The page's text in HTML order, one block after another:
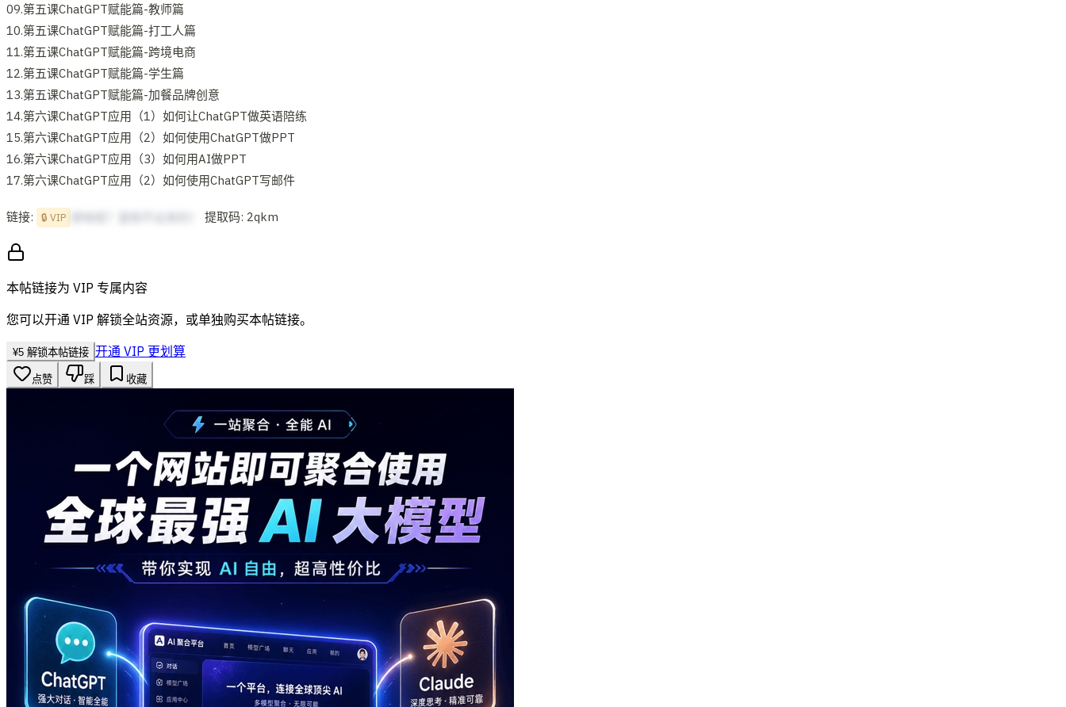
09.第五课ChatGPT赋能篇-教师篇
10.第五课ChatGPT赋能篇-打工人篇
11.第五课ChatGPT赋能篇-跨境电商
12.第五课ChatGPT赋能篇-学生篇
13.第五课ChatGPT赋能篇-加餐品牌创意
14.第六课ChatGPT应用（1）如何让ChatGPT做英语陪练
15.第六课ChatGPT应用（2）如何使用ChatGPT做PPT
16.第六课ChatGPT应用（3）如何用AI做PPT
17.第六课ChatGPT应用（2）如何使用ChatGPT写邮件
链接: 🔒 VIP 提取码: 2qkm
本帖链接为 VIP 专属内容
您可以开通 VIP 解锁全站资源，或单独购买本帖链接。
¥5 解锁本帖链接 开通 VIP 更划算
点赞 踩 收藏